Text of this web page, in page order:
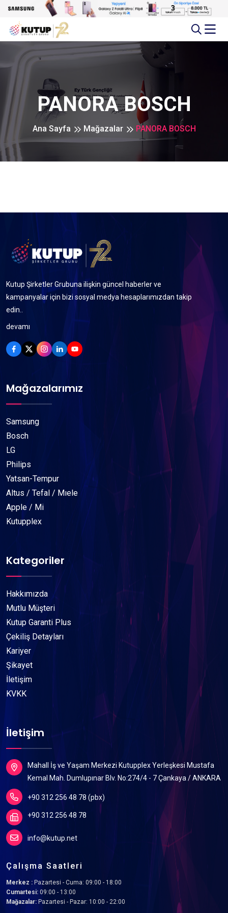
PANORA BOSCH
Ana Sayfa Mağazalar PANORA BOSCH
Kutup Şirketler Grubuna ilişkin güncel haberler ve
kampanyalar için bizi sosyal medya hesaplarımızdan takip
edin..
devamı
Mağazalarımız
Samsung
Bosch
LG
Philips
Yatsan-Tempur
Altus / Tefal / Mıele
Apple / Mi
Kutupplex
Kategoriler
Hakkımızda
Mutlu Müşteri
Kutup Garanti Plus
Çekiliş Detayları
Kariyer
Şikayet
İletişim
KVKK
İletişim
Mahall İş ve Yaşam Merkezi Kutupplex Yerleşkesi Mustafa
Kemal Mah. Dumlupınar Blv. No:274/4 - 7 Çankaya / ANKARA
+90 312 256 48 78 (pbx)
+90 312 256 48 78
info@kutup.net
Çalışma Saatleri
Merkez : Pazartesi - Cuma: 09:00 - 18:00
Cumartesi: 09:00 - 13:00
Mağazalar: Pazartesi - Pazar: 10:00 - 22:00